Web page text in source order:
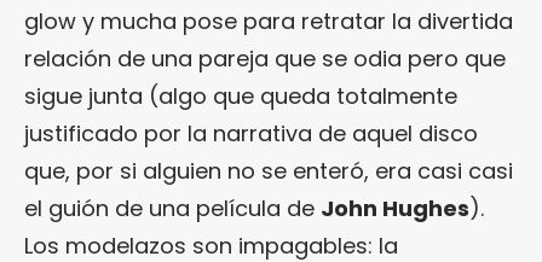
glow y mucha pose para retratar la divertida
relación de una pareja que se odia pero que
sigue junta (algo que queda totalmente
justificado por la narrativa de aquel disco
que, por si alguien no se enteró, era casi casi
el guión de una película de John Hughes).
Los modelazos son impagables: la